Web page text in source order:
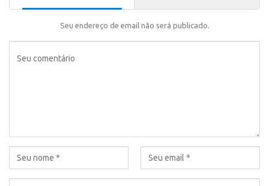
Seu endereço de email não será publicado.